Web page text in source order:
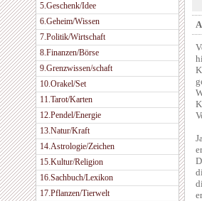
5.Geschenk/Idee
6.Geheim/Wissen
7.Politik/Wirtschaft
8.Finanzen/Börse
9.Grenzwissen/schaft
10.Orakel/Set
11.Tarot/Karten
12.Pendel/Energie
13.Natur/Kraft
14.Astrologie/Zeichen
15.Kultur/Religion
16.Sachbuch/Lexikon
17.Pflanzen/Tierwelt